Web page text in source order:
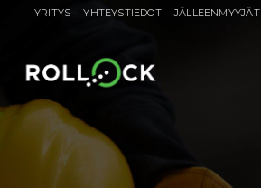
YRITYS YHTEYSTIEDOT JÄLLEENMYYJÄT